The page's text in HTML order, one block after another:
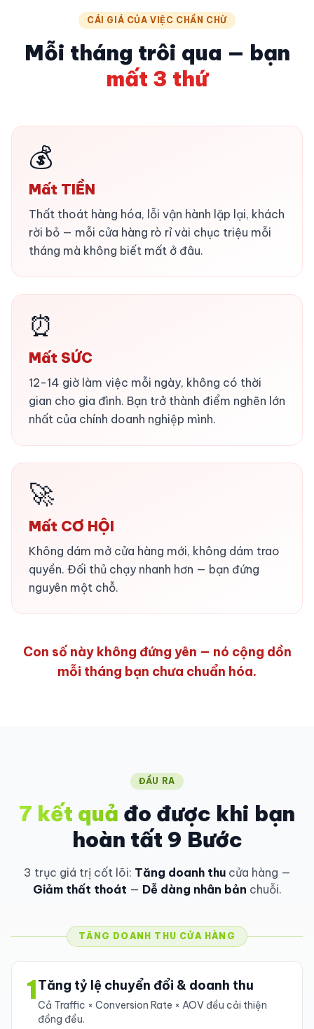
CÁI GIÁ CỦA VIỆC CHẦN CHỪ
Mỗi tháng trôi qua — bạn
mất 3 thứ
💰
Mất TIỀN
Thất thoát hàng hóa, lỗi vận hành lặp lại, khách
rời bỏ — mỗi cửa hàng rò rỉ vài chục triệu mỗi
tháng mà không biết mất ở đâu.
⏰
Mất SỨC
12-14 giờ làm việc mỗi ngày, không có thời
gian cho gia đình. Bạn trở thành điểm nghẽn lớn
nhất của chính doanh nghiệp mình.
🚀
Mất CƠ HỘI
Không dám mở cửa hàng mới, không dám trao
quyền. Đối thủ chạy nhanh hơn — bạn đứng
nguyên một chỗ.
Con số này không đứng yên — nó cộng dồn
mỗi tháng bạn chưa chuẩn hóa.
ĐẦU RA
7 kết quả đo được khi bạn
hoàn tất 9 Bước
3 trục giá trị cốt lõi: Tăng doanh thucửa hàng —
Giảm thất thoát — Dễ dàng nhân bản chuỗi.
TĂNG DOANH THU CỬA HÀNG
1Tăng tỷ lệ chuyển đổi & doanh thu
Cả Traffic × Conversion Rate × AOV đều cải thiện
đồng đều.